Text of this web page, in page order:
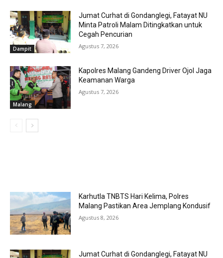
Dampit
Jumat Curhat di Gondanglegi, Fatayat NU
Minta Patroli Malam Ditingkatkan untuk
Cegah Pencurian
Agustus 7, 2026
Malang
Kapolres Malang Gandeng Driver Ojol Jaga
Keamanan Warga
Agustus 7, 2026
Karhutla TNBTS Hari Kelima, Polres
Malang Pastikan Area Jemplang Kondusif
Agustus 8, 2026
Jumat Curhat di Gondanglegi, Fatayat NU